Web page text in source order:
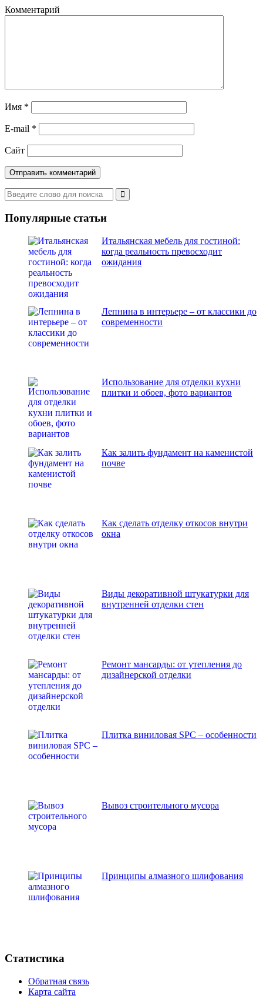
Комментарий
Имя *
E-mail *
Сайт
Популярные статьи
Итальянская мебель для гостиной:
когда реальность превосходит
ожидания
Лепнина в интерьере – от классики до
современности
Использование для отделки кухни
плитки и обоев, фото вариантов
Как залить фундамент на каменистой
почве
Как сделать отделку откосов внутри
окна
Виды декоративной штукатурки для
внутренней отделки стен
Ремонт мансарды: от утепления до
дизайнерской отделки
Плитка виниловая SPC – особенности
Вывоз строительного мусора
Принципы алмазного шлифования
Статистика
Обратная связь
Карта сайта